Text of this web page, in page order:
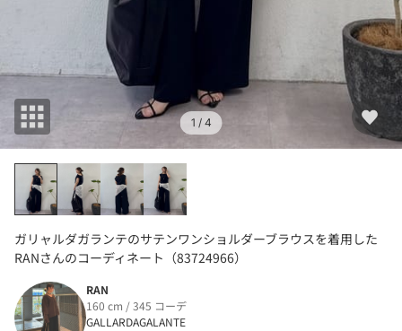
1 / 4
ガリャルダガランテのサテンワンショルダーブラウスを着用した
RANさんのコーディネート（83724966）
RAN
160 cm / 345 コーデ
GALLARDAGALANTE